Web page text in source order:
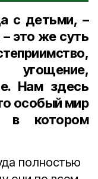
с детьми, –
– это же суть
угощение,
Нам здесь
особый мир
в котором
полностью